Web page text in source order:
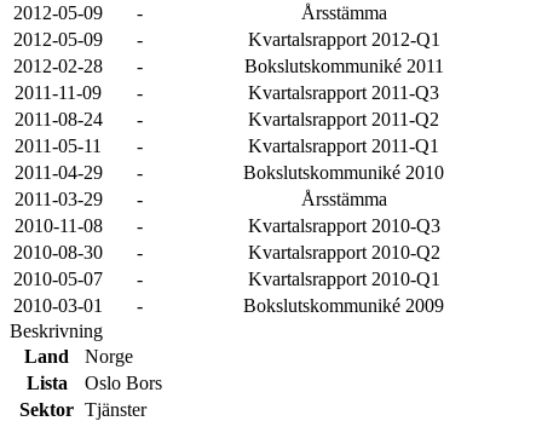
2012-05-09
-
Årsstämma
2012-05-09
-
Kvartalsrapport 2012-Q1
2012-02-28
-
Bokslutskommuniké 2011
2011-11-09
-
Kvartalsrapport 2011-Q3
2011-08-24
-
Kvartalsrapport 2011-Q2
2011-05-11
-
Kvartalsrapport 2011-Q1
2011-04-29
-
Bokslutskommuniké 2010
2011-03-29
-
Årsstämma
2010-11-08
-
Kvartalsrapport 2010-Q3
2010-08-30
-
Kvartalsrapport 2010-Q2
2010-05-07
-
Kvartalsrapport 2010-Q1
2010-03-01
-
Bokslutskommuniké 2009
Beskrivning
Land
Norge
Lista
Oslo Bors
Sektor Tjänster